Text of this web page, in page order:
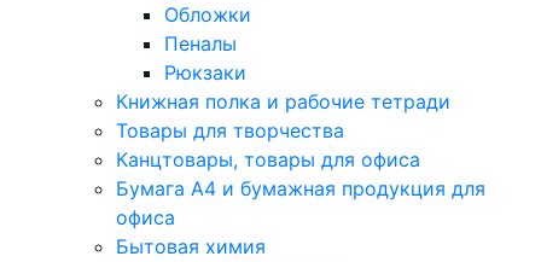
Обложки
Пеналы
Рюкзаки
Книжная полка и рабочие тетради
Товары для творчества
Канцтовары, товары для офиса
Бумага А4 и бумажная продукция для
офиса
Бытовая химия